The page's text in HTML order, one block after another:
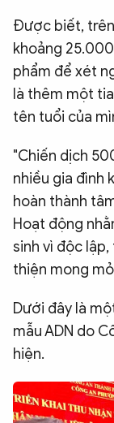
ĐA PHƯƠNG TIỆN
eMagazine
Infographic
Chuyên trang
Chuyên đề
Được biết, trên
khoảng
phẩm để xét
là thêm một
tên tuổi của
"Chiến dịch
nhiều gia đình
hoàn thành
Hoạt động
sinh vì độc
thiện mong
Dưới đây là
mẫu ADN do
hiện.